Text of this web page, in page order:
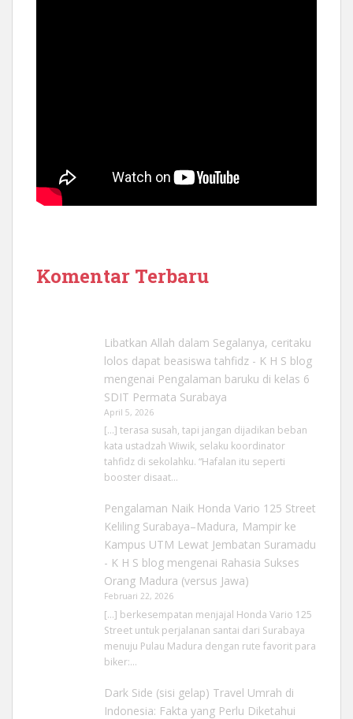
Komentar Terbaru
Libatkan Allah dalam Segalanya, ceritaku
lolos dapat beasiswa tahfidz - K H S blog
mengenai Pengalaman baruku di kelas 6
SDIT Permata Surabaya
April 5, 2026
[…] terasa susah, tapi jangan dijadikan beban
kata ustadzah Wiwik, selaku koordinator
tahfidz di sekolahku. “Hafalan itu seperti
booster disaat…
Pengalaman Naik Honda Vario 125 Street
Keliling Surabaya–Madura, Mampir ke
Kampus UTM Lewat Jembatan Suramadu
- K H S blogmengenai Rahasia Sukses
Orang Madura (versus Jawa)
Februari 22, 2026
[…] berkesempatan menjajal Honda Vario 125
Street untuk perjalanan santai dari Surabaya
menuju Pulau Madura dengan rute favorit para
biker:…
Dark Side (sisi gelap) Travel Umrah di
Indonesia: Fakta yang Perlu Diketahui